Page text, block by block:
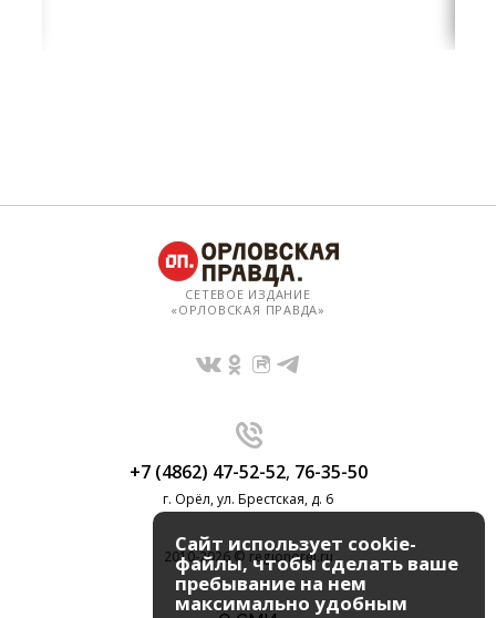
СЕТЕВОЕ ИЗДАНИЕ
«ОРЛОВСКАЯ ПРАВДА»
+7 (4862) 47-52-52, 76-35-50
г. Орёл, ул. Брестская, д. 6
2010-2026 © regionorel.ru
Сайт использует cookie-
файлы, чтобы сделать ваше
пребывание на нем
максимально удобным